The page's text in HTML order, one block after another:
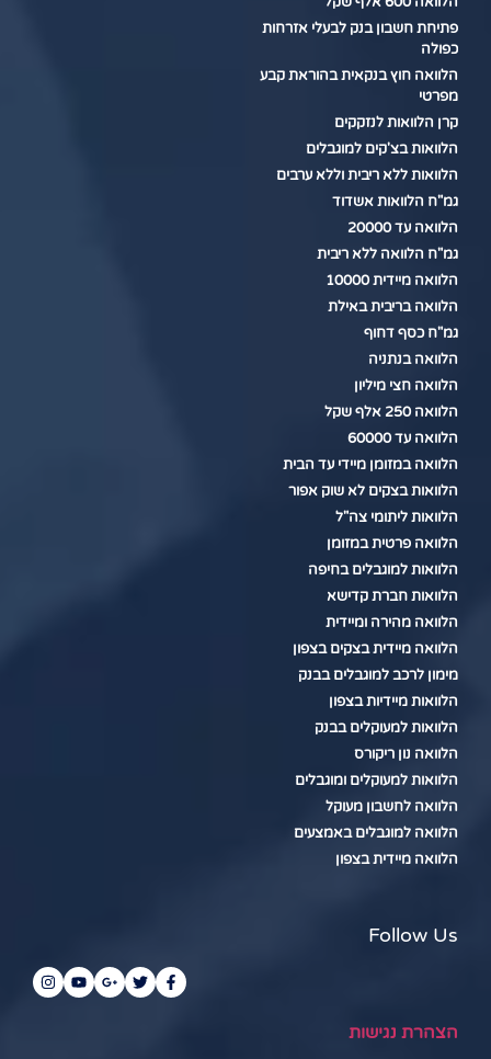
פתיחת חשבון בנק לבעלי אזרחות
כפולה
הלוואה חוץ בנקאית בהוראת קבע
מפרטי
קרן הלוואות לנזקקים
הלוואות בצ'קים למוגבלים
הלוואות ללא ריבית וללא ערבים
גמ"ח הלוואות אשדוד
הלוואה עד 20000
גמ"ח הלוואה ללא ריבית
הלוואה מיידית 10000
הלוואה בריבית באילת
גמ"ח כסף דחוף
הלוואה בנתניה
הלוואה חצי מיליון
הלוואה 250 אלף שקל
הלוואה עד 60000
הלוואה במזומן מיידי עד הבית
הלוואות בצקים לא שוק אפור
הלוואות ליתומי צה"ל
הלוואה פרטית במזומן
הלוואות למוגבלים בחיפה
הלוואות חברת קדישא
הלוואה מהירה ומיידית
הלוואה מיידית בצקים בצפון
מימון לרכב למוגבלים בבנק
הלוואות מיידיות בצפון
הלוואות למעוקלים בבנק
הלוואה נון ריקורס
הלוואות למעוקלים ומוגבלים
הלוואה לחשבון מעוקל
הלוואה למוגבלים באמצעים
הלוואה מיידית בצפון
Follow Us
הצהרת נגישות